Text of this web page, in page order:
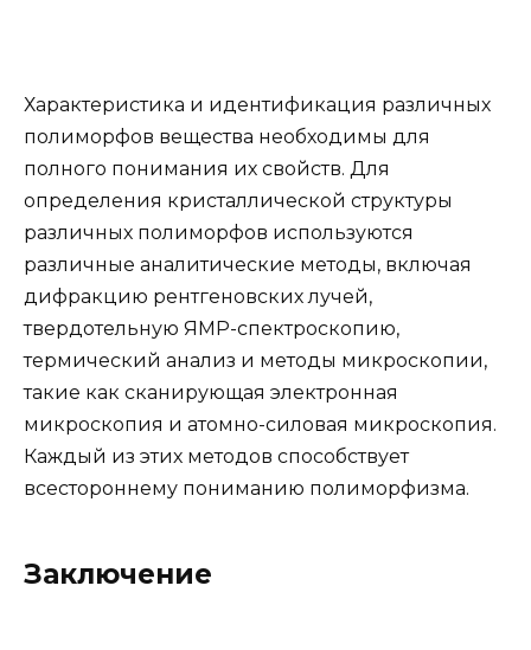
Характеристика и идентификация различных
полиморфов вещества необходимы для
полного понимания их свойств. Для
определения кристаллической структуры
различных полиморфов используются
различные аналитические методы, включая
дифракцию рентгеновских лучей,
твердотельную ЯМР-спектроскопию,
термический анализ и методы микроскопии,
такие как сканирующая электронная
микроскопия и атомно-силовая микроскопия.
Каждый из этих методов способствует
всестороннему пониманию полиморфизма.
Заключение